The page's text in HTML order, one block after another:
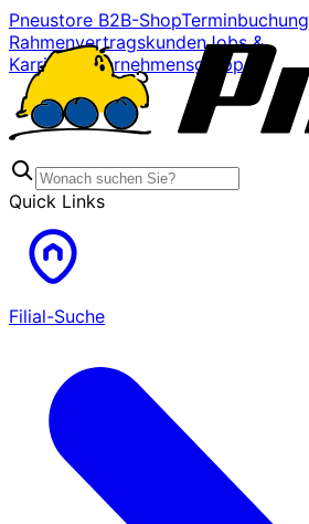
Pneustore B2B-ShopTerminbuchung
RahmenvertragskundenJobs &
Karriere
Unternehmensgruppe
Quick Links
Filial-Suche